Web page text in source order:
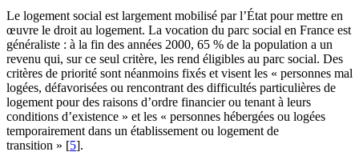
Le logement social est largement mobilisé par l’État pour mettre en
œuvre le droit au logement. La vocation du parc social en France est
généraliste : à la fin des années 2000, 65 % de la population a un
revenu qui, sur ce seul critère, les rend éligibles au parc social. Des
critères de priorité sont néanmoins fixés et visent les « personnes mal
logées, défavorisées ou rencontrant des difficultés particulières de
logement pour des raisons d’ordre financier ou tenant à leurs
conditions d’existence » et les « personnes hébergées ou logées
temporairement dans un établissement ou logement de
transition » [5].